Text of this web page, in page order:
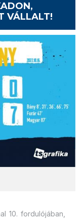
VÁLLALT!
10. fordulójában,